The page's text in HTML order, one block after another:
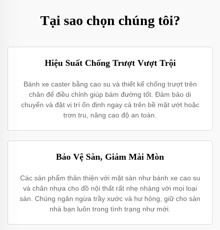
Tại sao chọn chúng tôi?
Hiệu Suất Chống Trượt Vượt Trội
Bánh xe caster bằng cao su và thiết kế chống trượt trên
chân đế điều chỉnh giúp bám đường tốt. Đảm bảo di
chuyển và đặt vị trí ổn định ngay cả trên bề mặt ướt hoặc
trơn tru, nâng cao độ an toàn.
Bảo Vệ Sàn, Giảm Mài Mòn
Các sản phẩm thân thiện với mặt sàn như bánh xe cao su
và chân nhựa cho đồ nội thất rất nhẹ nhàng với mọi loại
sàn. Chúng ngăn ngừa trầy xước và hư hỏng, giữ cho sàn
nhà bạn luôn trong tình trạng như mới.